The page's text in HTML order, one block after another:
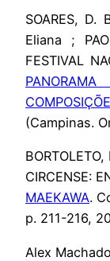
SOARES, D.
Eliana ;
FESTIVAL
(Campinas.
BORTOLETO,
CIRCENSE:
MAEKAWA.
p. 211-216,
Alex